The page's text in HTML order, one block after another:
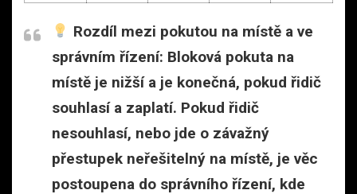
Rozdíl mezi pokutou na místě a ve
správním řízení: Bloková pokuta na
místě je nižší a je konečná, pokud řidič
souhlasí a zaplatí. Pokud řidič
nesouhlasí, nebo jde o závažný
přestupek neřešitelný na místě, je věc
postoupena do správního řízení, kde